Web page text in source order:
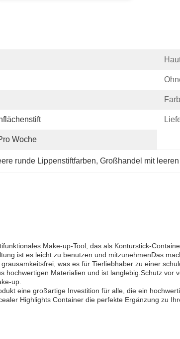
Woche
runde Lippenstiftfarben, Großhandel mit
Make-up-Tool, das als Konturstick-
ist es leicht zu benutzen und mitzunehmenDas
was es für Tierliebhaber zu einer
hochwertigen Materialien und ist langlebig.Schutz
up.
eine großartige Investition für alle, die ein
Highlights Container die perfekte Ergänzung zu